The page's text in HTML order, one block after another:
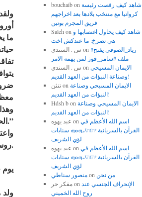
ما
الحر للجميع”. في هذه الحالة، فإن الثورات نفسها ماهي إلاّ قابلات التاريخ ، “تسهيل لمخاض الولادة.”
روسيا)، فلا تحرز الثورة الاشتراكية الظفر إذا لم تتطور الثورة على النطاق العالمي.
يوم
bouchaibon شاهد كيف رقصت رئيسة
كرواتيا مع منتخب بلادها بعد اخراجهم
فريق المجرم بوتين
Saleh on شاهد كيف يحاول اغتصابها و
هي تصرخ: ما عندكش اخت
س . السندي on #زياد_الصوفي يفتح
ملف #سامر_فوز لمن يهمه الامر
س . السندي on الايمان المسيحي
وصناعة النبؤات من العهد القديم!
تنثنon الايمان المسيحي وصناعة
النبؤات من العهد القديم!
Hdsh bon الايمان المسيحي وصناعة
النبؤات من العهد القديم!
عبد يهوه on اسم الله الأعظم في
القرآن بالسريانية יהוה\ܝܗܘܗ سنابات
لؤي الشريف
عبد يهوه on اسم الله الأعظم في
القرآن بالسريانية יהוה\ܝܗܘܗ سنابات
لؤي الشريف
منصور سناطيon من نحن
مفكر حرon الإنحراف الجنسي عند
روح الله الخميني